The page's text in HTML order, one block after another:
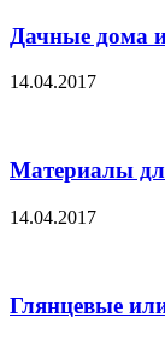
Дачные дома
14.04.2017
Материалы
14.04.2017
Глянцевые